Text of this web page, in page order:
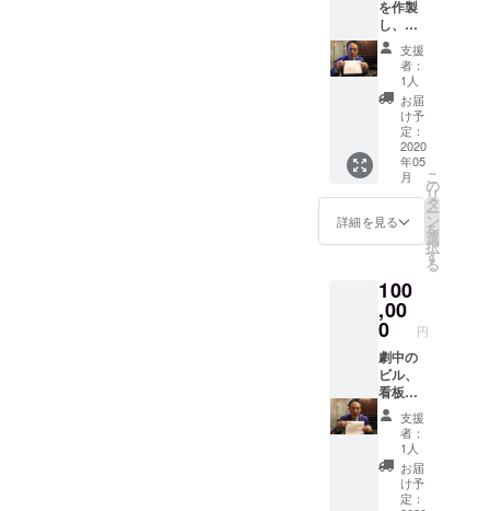
「掲載
希望の
お名
前」を
ご記入
くださ
い。
を作製
し、劇
中で流
しま
す！ ＊
CMの内
容は、
電話や
都内で
あれば
直接お
会い
し、ヒ
アリン
藤監督
に一任
されま
す（要
望は出
来るだ
け取り
入れま
すが、
佐藤監
督のセ
ンスに
ご期待
支援
者：
1人
お届
け予
定：
2020
年05
月
詳細を見る
こ
の
リ
タ
ー
ン
を
選
択
す
る
100
,00
0 円
劇中の
ビル、
看板、
キャラ
クター
の名前
にあな
たの好
きなも
支援
者：
1人
お届
け予
定：